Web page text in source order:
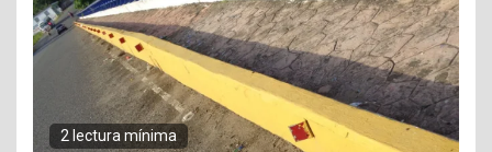
2 lectura mínima